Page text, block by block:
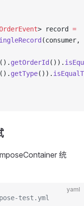
> record =
(consumer,
(). getOrderId ()).
(). getType()).
统
yaml
test.yml